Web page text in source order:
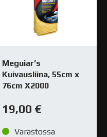
Meguiar’s
Kuivausliina, 55cm x
76cm X2000
19,00 €
Varastossa